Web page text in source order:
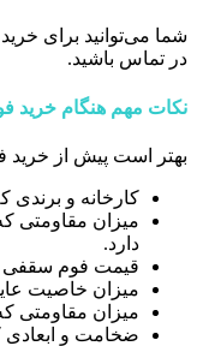
شما می‌توانید برای
در تماس باشید.
نکات مهم هنگام خرید
بهتر است پیش از
کارخانه و برندی
میزان مقاومتی
دارد.
قیمت فوم سقفی
میزان خاصیت
میزان مقاومتی
ضخامت و ابعادی